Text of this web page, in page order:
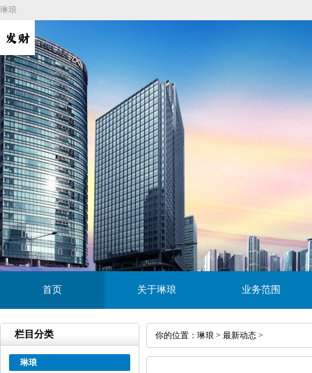
琳琅
首页 关于琳琅 业务范围
栏目分类
琳琅
你的位置： 琳琅 > 最新动态 >